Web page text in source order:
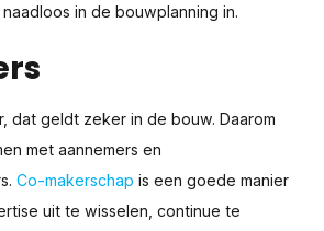
in de bouwplanning in.
dat geldt zeker in de bouw. Daarom
met aannemers en
Co-makerschap is een goede manier
uit te wisselen, continue te